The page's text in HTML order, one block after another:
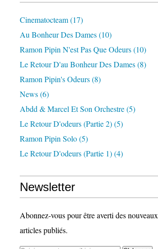
Cinematocteam(17)
Au Bonheur Des Dames(10)
Ramon Pipin N'est Pas Que Odeurs(10)
Le Retour D'au Bonheur Des Dames(8)
Ramon Pipin's Odeurs(8)
News(6)
Abdd & Marcel Et Son Orchestre(5)
Le Retour D'odeurs (partie 2)(5)
Ramon Pipin Solo(5)
Le Retour D'odeurs (partie 1)(4)
Newsletter
Abonnez-vous pour être averti des nouveaux
articles publiés.